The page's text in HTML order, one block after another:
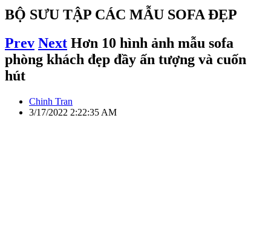
BỘ SƯU TẬP CÁC MẪU SOFA ĐẸP
Prev Next Hơn 10 hình ảnh mẫu sofa
phòng khách đẹp đầy ấn tượng và cuốn
hút
Chinh Tran
3/17/2022 2:22:35 AM